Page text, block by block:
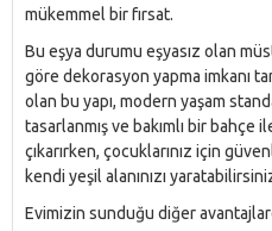
mükemmel bir fırsat.
Bu eşya durumu eşyasız olan
göre dekorasyon yapma imkanı
olan bu yapı, modern yaşam
tasarlanmış ve bakımlı bir bahçe
çıkarırken, çocuklarınız için
kendi yeşil alanınızı
Evimizin sunduğu diğer